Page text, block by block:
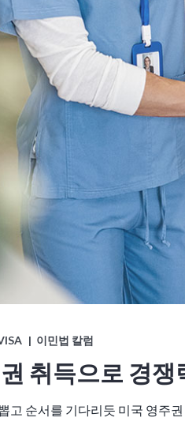
이민법 칼럼
취득으로 경
고 순서를 기다리듯 미국 영주